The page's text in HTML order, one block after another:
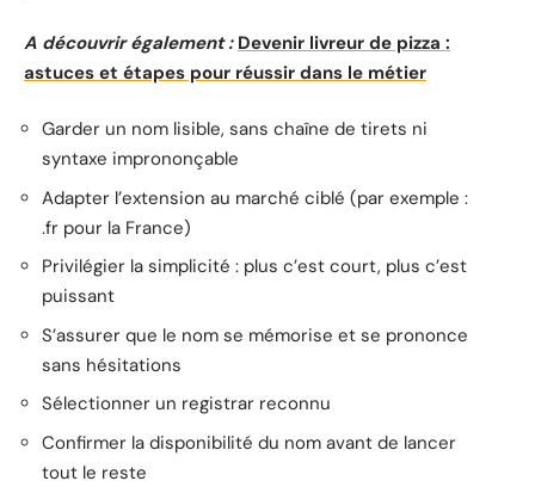
A découvrir également : Devenir livreur de pizza :
astuces et étapes pour réussir dans le métier
Garder un nom lisible, sans chaîne de tirets ni
syntaxe imprononçable
Adapter l’extension au marché ciblé (par exemple :
.fr pour la France)
Privilégier la simplicité : plus c’est court, plus c’est
puissant
S’assurer que le nom se mémorise et se prononce
sans hésitations
Sélectionner un registrar reconnu
Confirmer la disponibilité du nom avant de lancer
tout le reste